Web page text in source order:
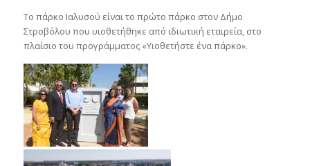
Το πάρκο Ιαλυσού είναι το πρώτο πάρκο στον Δήμο
Στροβόλου που υιοθετήθηκε από ιδιωτική εταιρεία, στο
πλαίσιο του προγράμματος «Yιοθετήστε ένα πάρκο».